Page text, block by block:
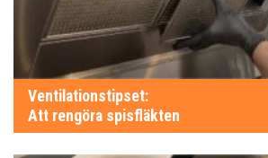
Ventilationstipset:
Att rengöra spisfläkten